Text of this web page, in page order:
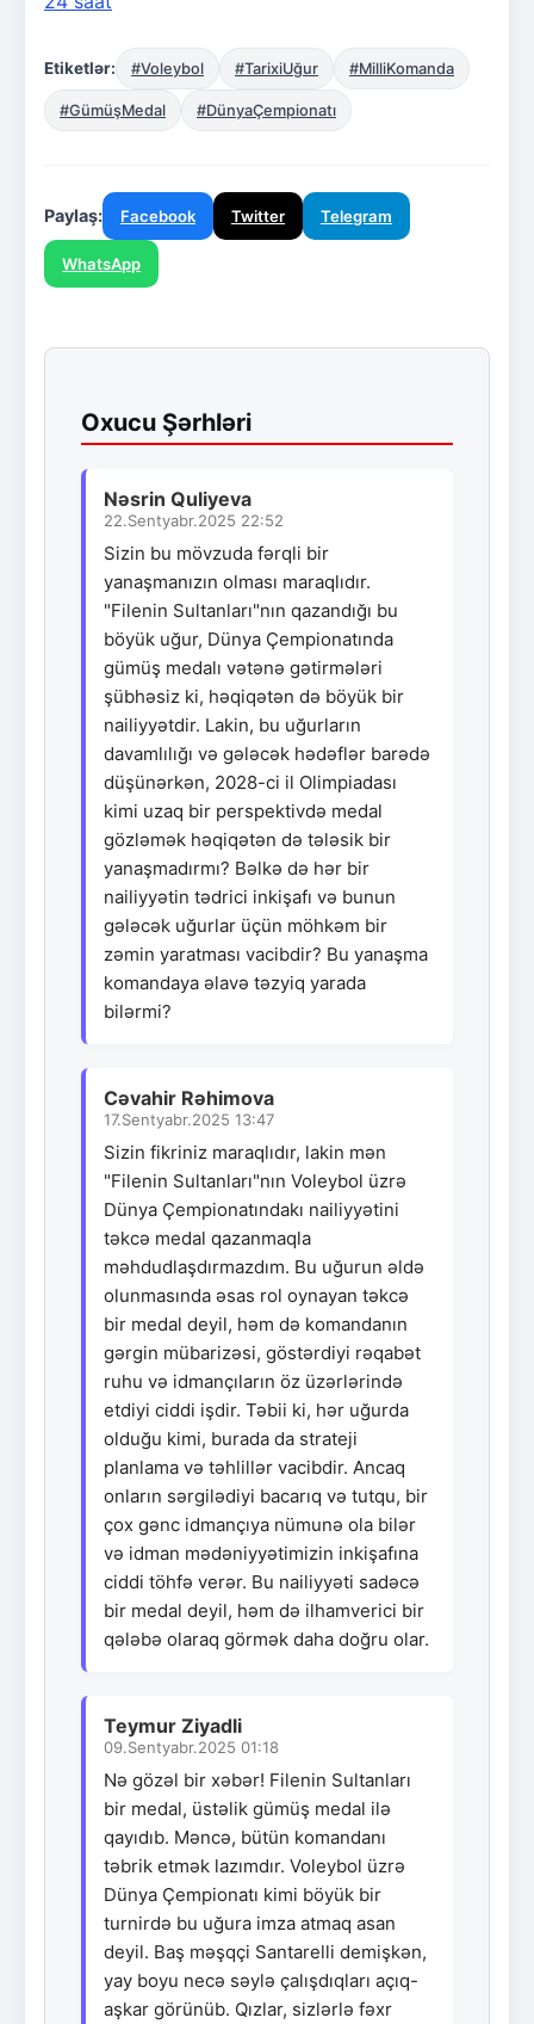
Etiketlər: #Voleybol #TarixiUğur #MilliKomanda
#GümüşMedal #DünyaÇempionatı
Paylaş: Facebook Twitter Telegram
WhatsApp
Oxucu Şərhləri
Nəsrin Quliyeva
22.Sentyabr.2025 22:52
Sizin bu mövzuda fərqli bir
yanaşmanızın olması maraqlıdır.
"Filenin Sultanları"nın qazandığı bu
böyük uğur, Dünya Çempionatında
gümüş medalı vətənə gətirmələri
şübhəsiz ki, həqiqətən də böyük bir
nailiyyətdir. Lakin, bu uğurların
davamlılığı və gələcək hədəflər barədə
düşünərkən, 2028-ci il Olimpiadası
kimi uzaq bir perspektivdə medal
gözləmək həqiqətən də tələsik bir
yanaşmadırmı? Bəlkə də hər bir
nailiyyətin tədrici inkişafı və bunun
gələcək uğurlar üçün möhkəm bir
zəmin yaratması vacibdir? Bu yanaşma
komandaya əlavə təzyiq yarada
bilərmi?
Cəvahir Rəhimova
17.Sentyabr.2025 13:47
Sizin fikriniz maraqlıdır, lakin mən
"Filenin Sultanları"nın Voleybol üzrə
Dünya Çempionatındakı nailiyyətini
təkcə medal qazanmaqla
məhdudlaşdırmazdım. Bu uğurun əldə
olunmasında əsas rol oynayan təkcə
bir medal deyil, həm də komandanın
gərgin mübarizəsi, göstərdiyi rəqabət
ruhu və idmançıların öz üzərlərində
etdiyi ciddi işdir. Təbii ki, hər uğurda
olduğu kimi, burada da strateji
planlama və təhlillər vacibdir. Ancaq
onların sərgilədiyi bacarıq və tutqu, bir
çox gənc idmançıya nümunə ola bilər
və idman mədəniyyətimizin inkişafına
ciddi töhfə verər. Bu nailiyyəti sadəcə
bir medal deyil, həm də ilhamverici bir
qələbə olaraq görmək daha doğru olar.
Teymur Ziyadli
09.Sentyabr.2025 01:18
Nə gözəl bir xəbər! Filenin Sultanları
bir medal, üstəlik gümüş medal ilə
qayıdıb. Məncə, bütün komandanı
təbrik etmək lazımdır. Voleybol üzrə
Dünya Çempionatı kimi böyük bir
turnirdə bu uğura imza atmaq asan
deyil. Baş məşqçi Santarelli demişkən,
yay boyu necə səylə çalışdıqları açıq-
aşkar görünüb. Qızlar, sizlərlə fəxr